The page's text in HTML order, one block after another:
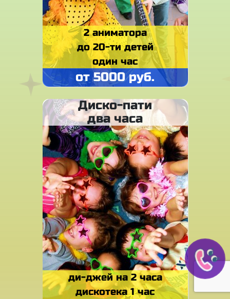
2 аниматора
до 20-ти детей
один час
от 5000 руб.
Диско-пати
два часа
ди-джей на 2 часа
дискотека 1 час